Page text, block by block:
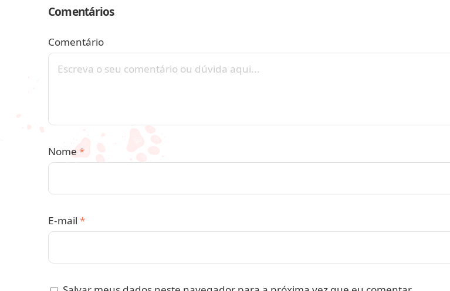
Comentários
Comentário
Nome *
E-mail *